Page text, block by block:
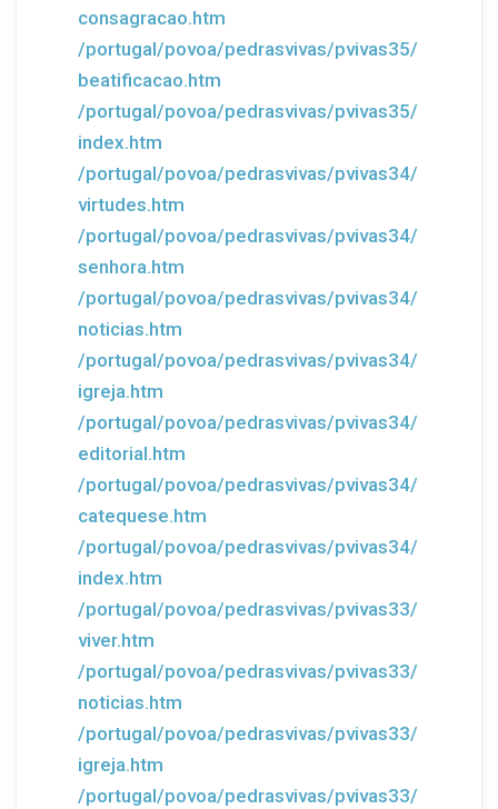
consagracao.htm
/portugal/povoa/pedrasvivas/pvivas35/
beatificacao.htm
/portugal/povoa/pedrasvivas/pvivas35/
index.htm
/portugal/povoa/pedrasvivas/pvivas34/
virtudes.htm
/portugal/povoa/pedrasvivas/pvivas34/
senhora.htm
/portugal/povoa/pedrasvivas/pvivas34/
noticias.htm
/portugal/povoa/pedrasvivas/pvivas34/
igreja.htm
/portugal/povoa/pedrasvivas/pvivas34/
editorial.htm
/portugal/povoa/pedrasvivas/pvivas34/
catequese.htm
/portugal/povoa/pedrasvivas/pvivas34/
index.htm
/portugal/povoa/pedrasvivas/pvivas33/
viver.htm
/portugal/povoa/pedrasvivas/pvivas33/
noticias.htm
/portugal/povoa/pedrasvivas/pvivas33/
igreja.htm
/portugal/povoa/pedrasvivas/pvivas33/